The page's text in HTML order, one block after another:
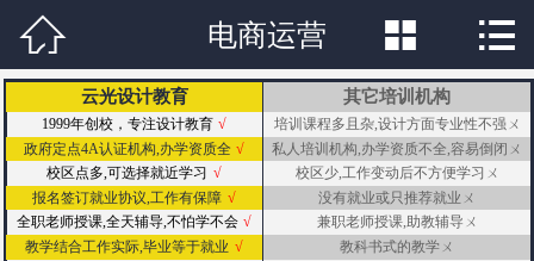
网站首页
关于我们
专业课程
学校新闻
成功学子
 电商运营  
云光设计教育
1999年创校，专注设计教育 √
政府定点4A认证机构,办学资质全 √
校区点多,可选择就近学习 √
报名签订就业协议,工作有保障 √
全职老师授课,全天辅导,不怕学不会 √
教学结合工作实际,毕业等于就业 √
其它培训机构
培训课程多且杂,设计方面专业性不强ㄨ
私人培训机构,办学资质不全,容易倒闭 ㄨ
校区少,工作变动后不方便学习 ㄨ
没有就业或只推荐就业 ㄨ
兼职老师授课,助教辅导 ㄨ
教科书式的教学 ㄨ